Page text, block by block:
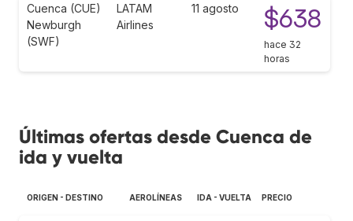
Cuenca (CUE)
Newburgh
(SWF)
LATAM
Airlines
11 agosto $638
hace 32
horas
Últimas ofertas desde Cuenca de
ida y vuelta
ORIGEN - DESTINO AEROLÍNEAS IDA - VUELTA PRECIO